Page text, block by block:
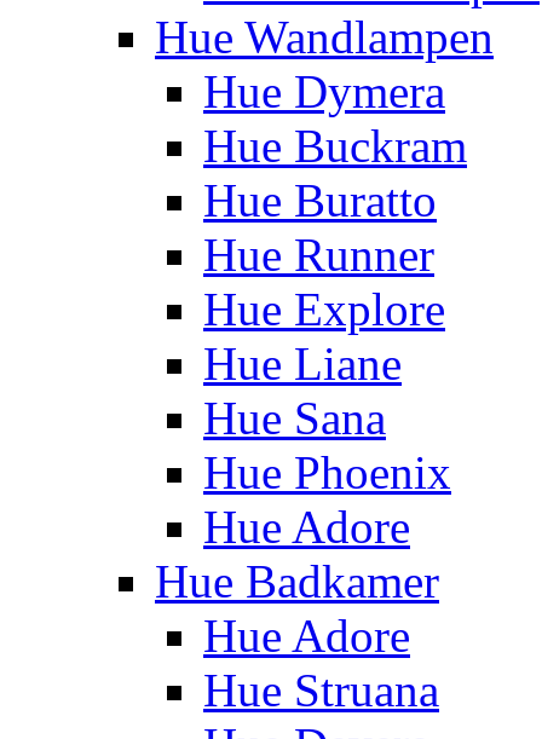
Hue Wandlampen
Hue Dymera
Hue Buckram
Hue Buratto
Hue Runner
Hue Explore
Hue Liane
Hue Sana
Hue Phoenix
Hue Adore
Hue Badkamer
Hue Adore
Hue Struana